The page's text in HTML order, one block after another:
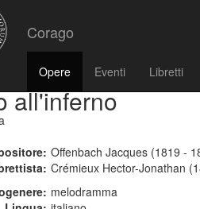
Corago
Opere Eventi Libretti
all'inferno
Offenbach Jacques (1819 -
Crémieux Hector-Jonathan
melodramma